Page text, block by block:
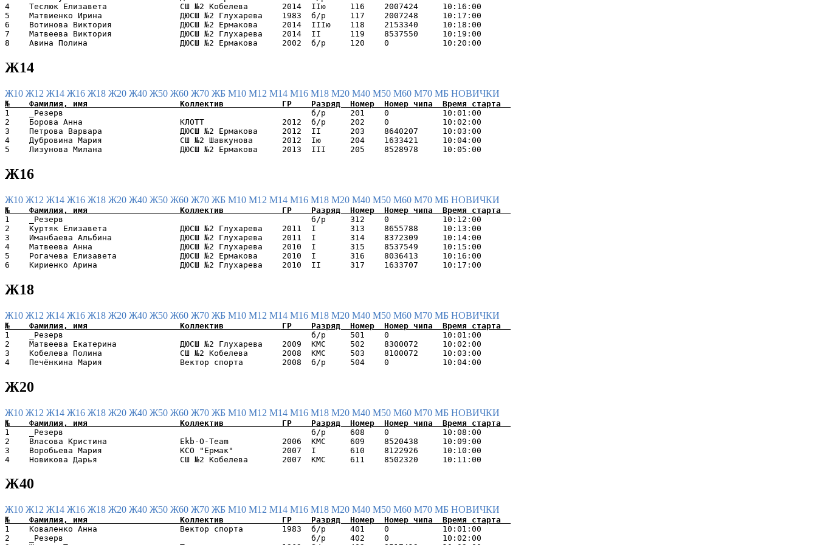
4    Теслюк Елизавета               СШ №2 Кобелева       2014  IIю     116    2007424     10:16:00
5    Матвиенко Ирина                ДЮСШ №2 Глухарева    1983  б/р     117    2007248     10:17:00
6    Вотинова Виктория              ДЮСШ №2 Ермакова     2014  IIIю    118    2153340     10:18:00
7    Матвеева Виктория              ДЮСШ №2 Глухарева    2014  II      119    8537550     10:19:00
Ж14
Ж10 Ж12 Ж14 Ж16 Ж18 Ж20 Ж40 Ж50 Ж60 Ж70 ЖБ М10 М12 М14 М16 М18 М20 М40 М50 М60 М70 МБ НОВИЧКИ
1    _Резерв                                                   б/р     201    0           10:01:00
2    Борова Анна                    КЛОТТ                2012  б/р     202    0           10:02:00
3    Петрова Варвара                ДЮСШ №2 Ермакова     2012  II      203    8640207     10:03:00
4    Дубровина Мария                СШ №2 Шавкунова      2012  Iю      204    1633421     10:04:00
Ж16
Ж10 Ж12 Ж14 Ж16 Ж18 Ж20 Ж40 Ж50 Ж60 Ж70 ЖБ М10 М12 М14 М16 М18 М20 М40 М50 М60 М70 МБ НОВИЧКИ
1    _Резерв                                                   б/р     312    0           10:12:00
2    Куртяк Елизавета               ДЮСШ №2 Глухарева    2011  I       313    8655788     10:13:00
3    Иманбаева Альбина              ДЮСШ №2 Глухарева    2011  I       314    8372309     10:14:00
4    Матвеева Анна                  ДЮСШ №2 Глухарева    2010  I       315    8537549     10:15:00
5    Рогачева Елизавета             ДЮСШ №2 Ермакова     2010  I       316    8036413     10:16:00
Ж18
Ж10 Ж12 Ж14 Ж16 Ж18 Ж20 Ж40 Ж50 Ж60 Ж70 ЖБ М10 М12 М14 М16 М18 М20 М40 М50 М60 М70 МБ НОВИЧКИ
1    _Резерв                                                   б/р     501    0           10:01:00
2    Матвеева Екатерина             ДЮСШ №2 Глухарева    2009  КМС     502    8300072     10:02:00
3    Кобелева Полина                СШ №2 Кобелева       2008  КМС     503    8100072     10:03:00
Ж20
Ж10 Ж12 Ж14 Ж16 Ж18 Ж20 Ж40 Ж50 Ж60 Ж70 ЖБ М10 М12 М14 М16 М18 М20 М40 М50 М60 М70 МБ НОВИЧКИ
1    _Резерв                                                   б/р     608    0           10:08:00
2    Власова Кристина               Ekb-O-Team           2006  КМС     609    8520438     10:09:00
3    Воробьева Мария                КСО "Ермак"          2007  I       610    8122926     10:10:00
Ж40
Ж10 Ж12 Ж14 Ж16 Ж18 Ж20 Ж40 Ж50 Ж60 Ж70 ЖБ М10 М12 М14 М16 М18 М20 М40 М50 М60 М70 МБ НОВИЧКИ
1    Коваленко Анна                 Вектор спорта        1983  б/р     401    0           10:01:00
2    _Резерв                                                   б/р     402    0           10:02:00